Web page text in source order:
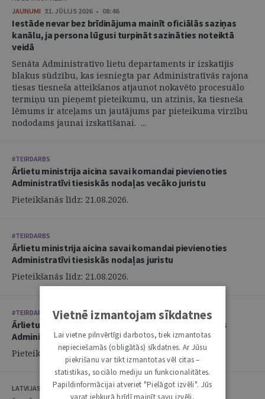
JAUNUMI 31. JŪLIJS 2026 • 08:46
Iestāde nevar bez brīdinājuma mainīt oficiālās saziņas
kanālu, ja persona lūgusi turpināt sazināties noteiktā
veidā
Senāta Administratīvo lietu departaments ir izskatījis
blakus sūdzību, kas iesniegta par Administratīvās rajona
tiesas tiesneša atteikšanos atjaunot nokavēto procesuālo
termiņu un pieņemt pieteikumu, un atzinis, ka tiesneša
lēmums ir atceļams un jautājums par pieteikuma virzību
nododams jaunai izskatīšanai. ...
#TEIRDARBS
Ārlietu ministrija aicina savai komandai pievienoties
Administratīvi tiesiskās nodaļas vecāko juristu
Pieteikšanās līdz: 21.08.2026.
#TEIRDARBS
Ārlietu ministrija aicina savai komandai pievienoties
Administratīvi tiesiskās nodaļas juristu
Pieteikšanās līdz: 21.08.2026.
#TEIRDARBS
Ārlietu ministrija aicina savai komandai pievienoties
Administratīvi tiesiskās nodaļas juristu
Pieteikšanās līdz: 21.08.2026.
LATVIJAS ZVĒRINĀTU ADVOKĀTU PADOME
Vietnē izmantojam sīkdatnes
Lai vietne pilnvērtīgi darbotos, tiek izmantotas
nepieciešamās (obligātās) sīkdatnes. Ar Jūsu
piekrišanu var tikt izmantotas vēl citas –
statistikas, sociālo mediju un funkcionalitātes.
Papildinformācijai atveriet "Pielāgot izvēli". Jūs
varat jebkurā brīdī mainīt savu izvēli,